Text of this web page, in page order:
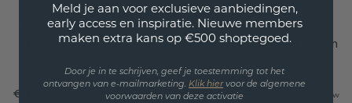
Hanger Frauke EME
585 witgoud zirkonia
€ 652,- Excl. Tax & BTW
Hanger Linda 585
witgoud zirkonia 5 mm
€ 564,-€ 705,- Excl. Tax & BTW
Meld je aan voor exclusieve aanbiedingen,
early access en inspiratie. Nieuwe members
maken extra kans op €500 shoptegoed.
Door je in te schrijven, geef je toestemming tot het
ontvangen van e-mailmarketing. Klik hiervoor de algemene
voorwaarden van deze activatie